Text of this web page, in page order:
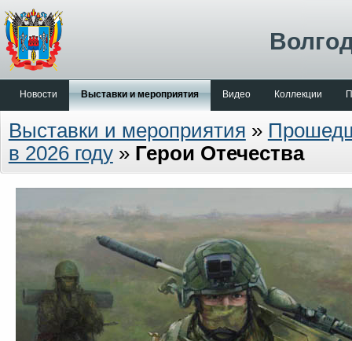
Новости Выставки и мероприятия Видео Коллекции
Выставки и мероприятия »
в 2026 году» Герои Отечества